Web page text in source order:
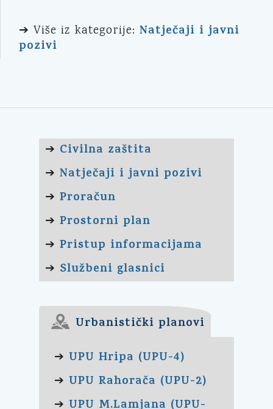
➔ Više iz kategorije: Natječaji i javni
pozivi
➔ Civilna zaštita
➔ Natječaji i javni pozivi
➔ Proračun
➔ Prostorni plan
➔ Pristup informacijama
➔ Službeni glasnici
Urbanistički planovi
➔ UPU Hripa (UPU-4)
➔ UPU Rahorača (UPU-2)
➔